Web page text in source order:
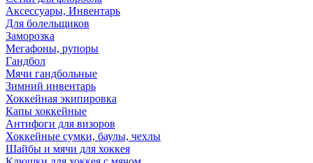
Аксессуары, Инвентарь
Для болельщиков
Заморозка
Мегафоны, рупоры
Гандбол
Мячи гандбольные
Зимний инвентарь
Хоккейная экипировка
Капы хоккейные
Антифоги для визоров
Хоккейные сумки, баулы, чехлы
Шайбы и мячи для хоккея